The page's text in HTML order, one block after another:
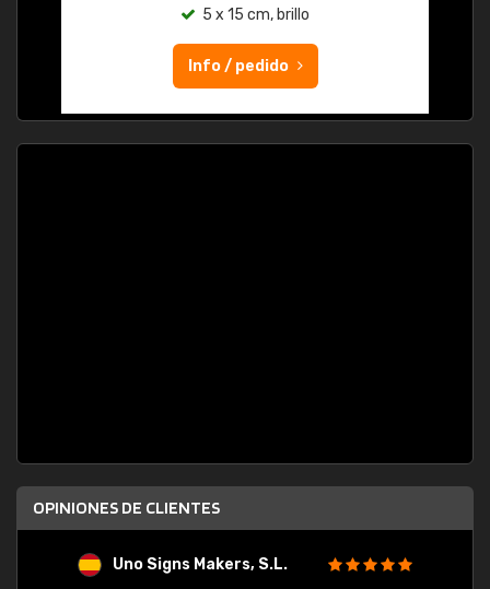
5 x 15 cm, brillo
Info / pedido
OPINIONES DE CLIENTES
Uno Signs Makers, S.L.